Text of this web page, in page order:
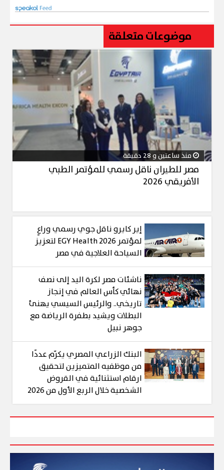
موضوعات متعلقة
منذ ساعتين و 28 دقيقة
مصر للطيران ناقل رسمي للمؤتمر الطبي
الأفريقي 2026
إير كايرو ناقل جوي رسمي وراعٍ
لمؤتمر EGY Health 2026 لتعزيز
السياحة العلاجية في مصر
ناشئات مصر لكرة اليد إلى نصف
نهائي كأس العالم في إنجاز
تاريخي.. والرئيس السيسي يهنئ
البطلات ويشيد بطفرة الرياضة مع
جوهر نبيل
البنك الزراعي المصري يكرّم عددًا
من موظفيه المتميزين لتحقيق
ارقام استثنائية في القروض
الشخصية خلال الربع الأول من 2026